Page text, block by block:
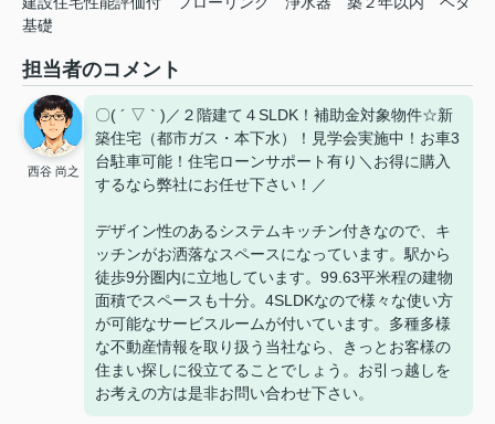
基礎
担当者のコメント
西谷 尚之
〇( ´ ▽ ` )／２階建て４SLDK！補助金対象物件☆新
築住宅（都市ガス・本下水）！見学会実施中！お車3
台駐車可能！住宅ローンサポート有り＼お得に購入
するなら弊社にお任せ下さい！／
デザイン性のあるシステムキッチン付きなので、キ
ッチンがお洒落なスペースになっています。駅から
徒歩9分圏内に立地しています。99.63平米程の建物
面積でスペースも十分。4SLDKなので様々な使い方
が可能なサービスルームが付いています。多種多様
な不動産情報を取り扱う当社なら、きっとお客様の
住まい探しに役立てることでしょう。お引っ越しを
お考えの方は是非お問い合わせ下さい。